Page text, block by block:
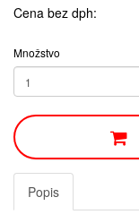
Cena bez dph:
Množstvo
Popis